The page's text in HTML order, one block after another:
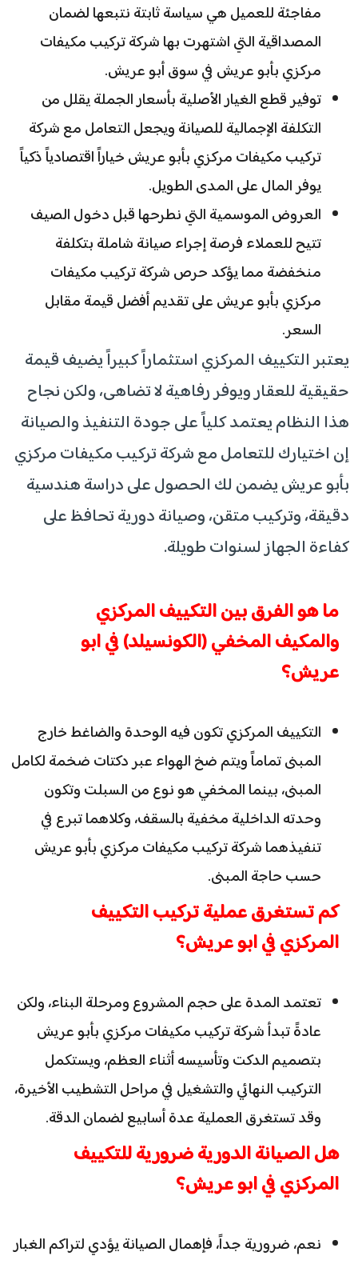
مفاجئة للعميل هي سياسة ثابتة نتبعها لضمان
المصداقية التي اشتهرت بها شركة تركيب مكيفات
مركزي بأبو عريش في سوق أبو عريش.
توفير قطع الغيار الأصلية بأسعار الجملة يقلل من
التكلفة الإجمالية للصيانة ويجعل التعامل مع شركة
تركيب مكيفات مركزي بأبو عريش خياراً اقتصادياً ذكياً
يوفر المال على المدى الطويل.
العروض الموسمية التي نطرحها قبل دخول الصيف
تتيح للعملاء فرصة إجراء صيانة شاملة بتكلفة
منخفضة مما يؤكد حرص شركة تركيب مكيفات
مركزي بأبو عريش على تقديم أفضل قيمة مقابل
السعر.
يعتبر التكييف المركزي استثماراً كبيراً يضيف قيمة
حقيقية للعقار ويوفر رفاهية لا تضاهى، ولكن نجاح
هذا النظام يعتمد كلياً على جودة التنفيذ والصيانة
إن اختيارك للتعامل مع شركة تركيب مكيفات مركزي
بأبو عريش يضمن لك الحصول على دراسة هندسية
دقيقة، وتركيب متقن، وصيانة دورية تحافظ على
كفاءة الجهاز لسنوات طويلة.
ما هو الفرق بين التكييف المركزي
والمكيف المخفي (الكونسيلد) في ابو
عريش؟
التكييف المركزي تكون فيه الوحدة والضاغط خارج
المبنى تماماً ويتم ضخ الهواء عبر دكتات ضخمة لكامل
المبنى، بينما المخفي هو نوع من السبلت وتكون
وحدته الداخلية مخفية بالسقف، وكلاهما تبرع في
تنفيذهما شركة تركيب مكيفات مركزي بأبو عريش
حسب حاجة المبنى.
كم تستغرق عملية تركيب التكييف
المركزي في ابو عريش؟
تعتمد المدة على حجم المشروع ومرحلة البناء، ولكن
عادةً تبدأ شركة تركيب مكيفات مركزي بأبو عريش
بتصميم الدكت وتأسيسه أثناء العظم، ويستكمل
التركيب النهائي والتشغيل في مراحل التشطيب الأخيرة،
وقد تستغرق العملية عدة أسابيع لضمان الدقة.
هل الصيانة الدورية ضرورية للتكييف
المركزي في ابو عريش؟
نعم، ضرورية جداً، فإهمال الصيانة يؤدي لتراكم الغبار